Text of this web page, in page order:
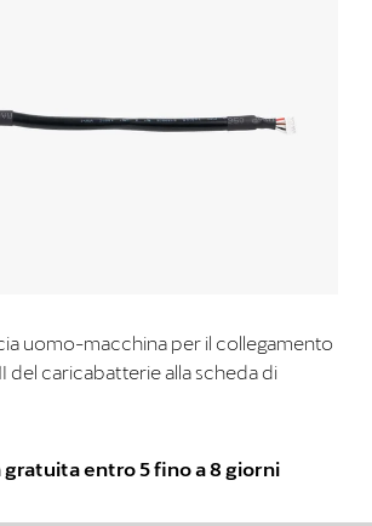
uomo-macchina per il collegamento
del caricabatterie alla scheda di
gratuita entro 5 fino a 8 giorni